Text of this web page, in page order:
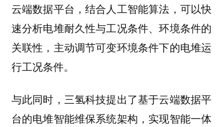
云端数据平台，结合人工智能算法，可以快
速分析电堆耐久性与工况条件、环境条件的
关联性，主动调节可变环境条件下的电堆运
行工况条件。
与此同时，三氢科技提出了基于云端数据平
台的电堆智能维保系统架构，实现智能一体